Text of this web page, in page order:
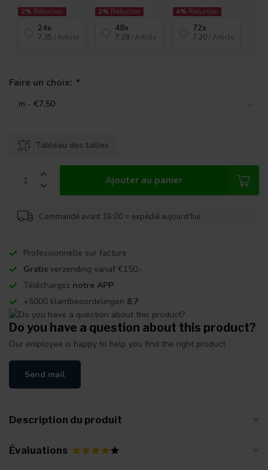
2% Réduction
24x
7,35 / Article
3% Réduction
48x
7,28 / Article
4% Réduction
72x
7,20 / Article
Faire un choix: *
Tableau des tailles
Ajouter au panier
Commandé avant 16:00 = expédié aujourd'hui
Professionnelle sur facture
Gratis verzending vanaf €150,-
Téléchargez notre APP
+5000 klantbeoordelingen 8,7
Do you have a question about this product?
Our employee is happy to help you find the right product
Send mail
Description du produit
Évaluations